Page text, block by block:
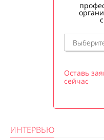
Оставь
сейчас
ИНТЕРВЬЮ